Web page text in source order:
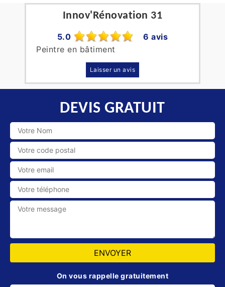
Innov'Rénovation 31
5.0
6 avis
Peintre en bâtiment
Laisser un avis
DEVIS GRATUIT
On vous rappelle gratuitement